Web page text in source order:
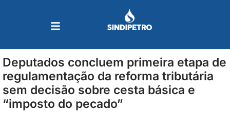
Deputados concluem primeira etapa de
regulamentação da reforma tributária
sem decisão sobre cesta básica e
“imposto do pecado”